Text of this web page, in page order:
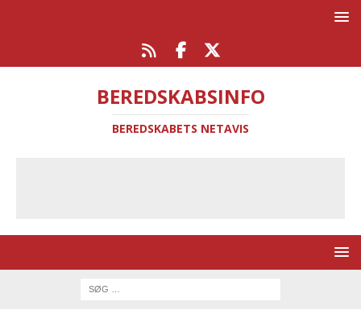
BEREDSKABSINFO
BEREDSKABETS NETAVIS